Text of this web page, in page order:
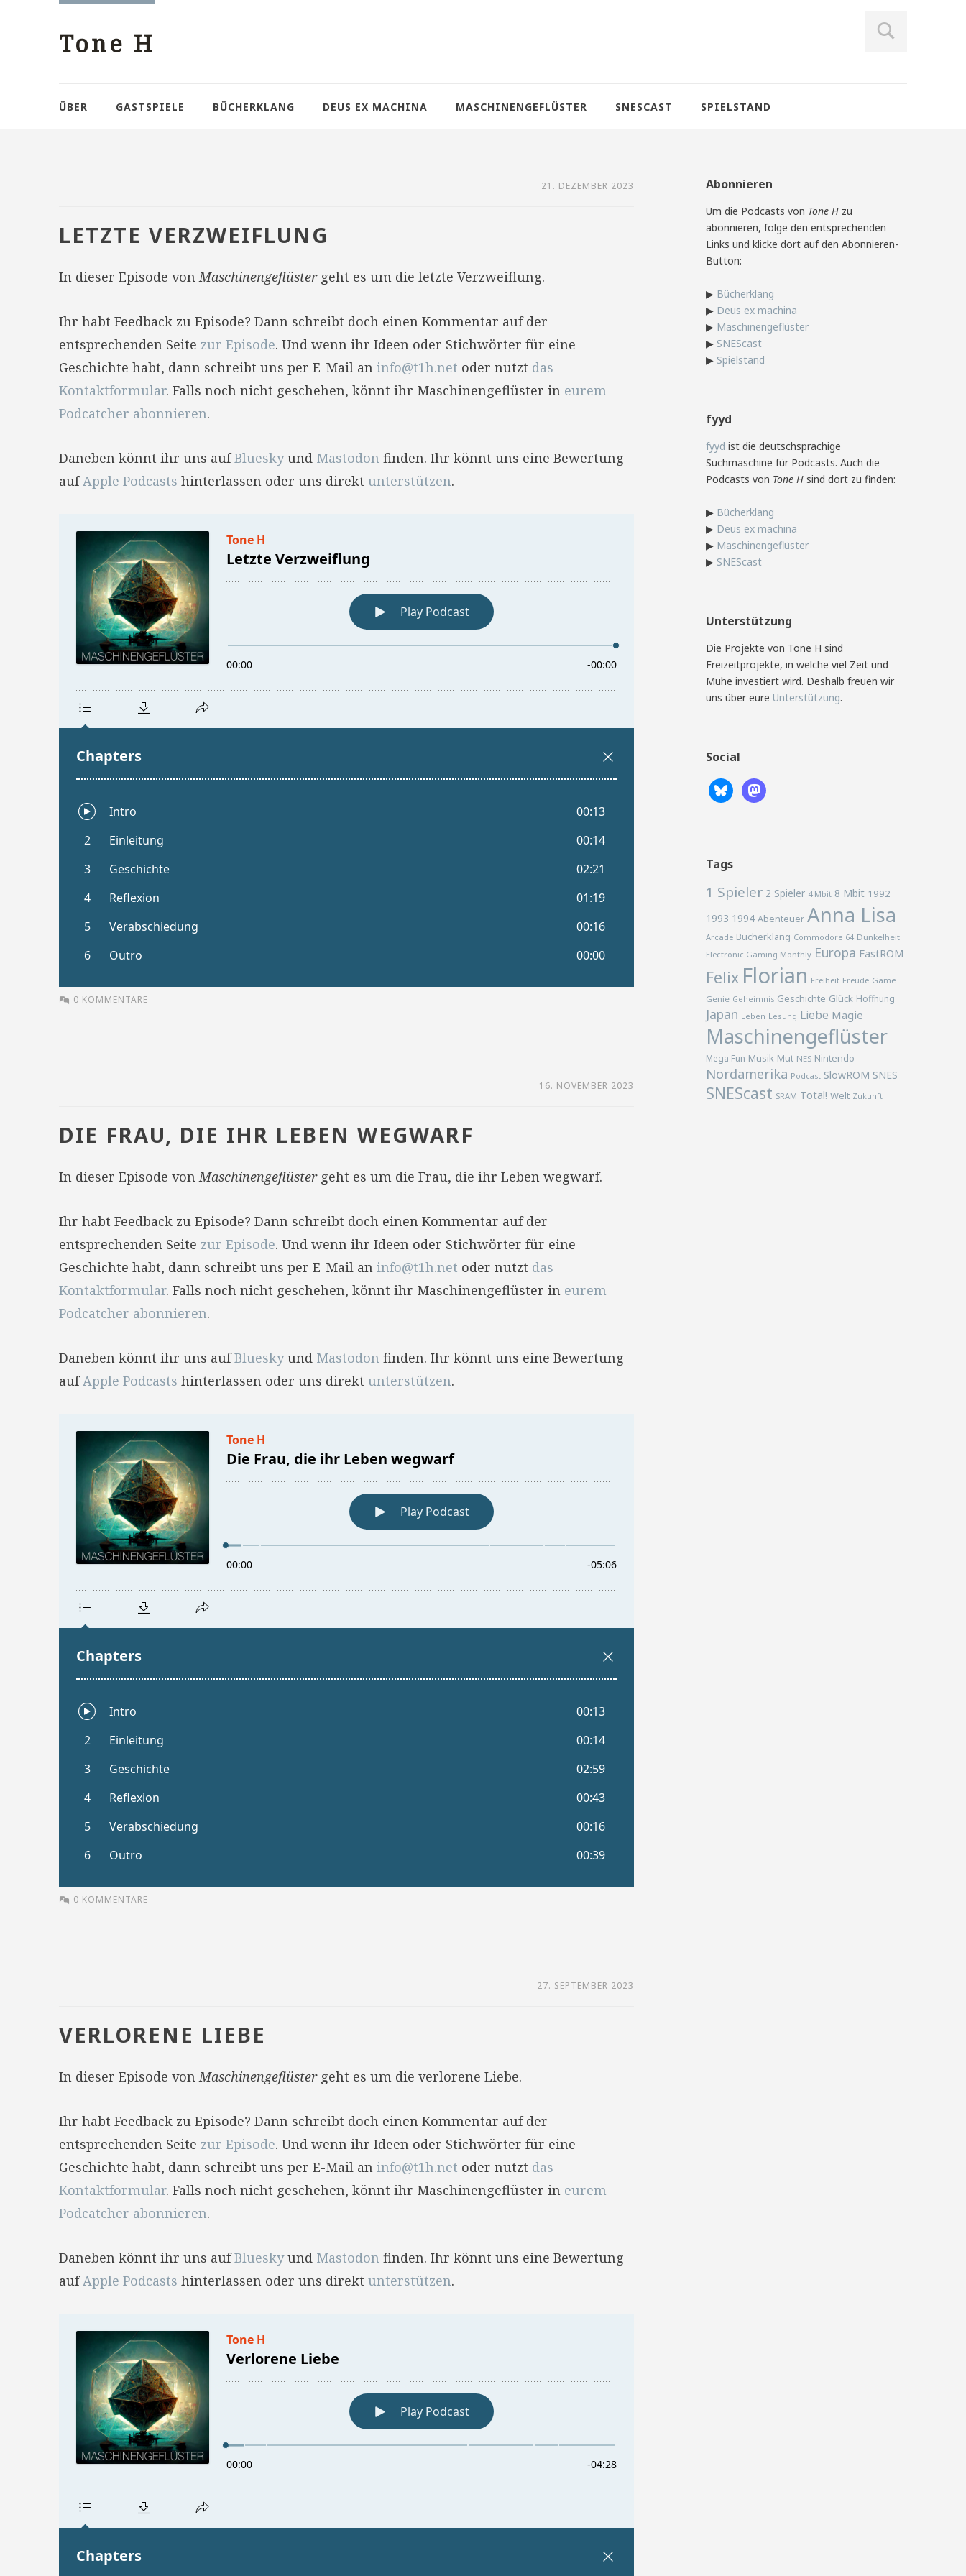
Tone H
ÜBER GASTSPIELE BÜCHERKLANG DEUS EX MACHINA MASCHINENGEFLÜSTER SNESCAST SPIELSTAND
21. DEZEMBER 2023
LETZTE VERZWEIFLUNG
In dieser Episode vonMaschinengeflüstergeht es um die letzte Verzweiflung.
Ihr habt Feedback zu Episode? Dann schreibt doch einen Kommentar auf der
entsprechenden Seite zur Episode. Und wenn ihr Ideen oder Stichwörter für eine
Geschichte habt, dann schreibt uns per E-Mail an info@t1h.net oder nutzt das
Kontaktformular. Falls noch nicht geschehen, könnt ihr Maschinengeflüster in eurem
Podcatcher abonnieren.
Daneben könnt ihr uns aufBlueskyund Mastodon finden. Ihr könnt uns eine Bewertung
aufApple Podcasts hinterlassen oder uns direkt unterstützen.
0 KOMMENTARE
16. NOVEMBER 2023
DIE FRAU, DIE IHR LEBEN WEGWARF
In dieser Episode vonMaschinengeflüstergeht es um die Frau, die ihr Leben wegwarf.
Ihr habt Feedback zu Episode? Dann schreibt doch einen Kommentar auf der
entsprechenden Seite zur Episode. Und wenn ihr Ideen oder Stichwörter für eine
Geschichte habt, dann schreibt uns per E-Mail an info@t1h.net oder nutzt das
Kontaktformular. Falls noch nicht geschehen, könnt ihr Maschinengeflüster in eurem
Podcatcher abonnieren.
Daneben könnt ihr uns aufBlueskyund Mastodon finden. Ihr könnt uns eine Bewertung
aufApple Podcasts hinterlassen oder uns direkt unterstützen.
0 KOMMENTARE
27. SEPTEMBER 2023
VERLORENE LIEBE
In dieser Episode vonMaschinengeflüstergeht es um die verlorene Liebe.
Ihr habt Feedback zu Episode? Dann schreibt doch einen Kommentar auf der
entsprechenden Seite zur Episode. Und wenn ihr Ideen oder Stichwörter für eine
Geschichte habt, dann schreibt uns per E-Mail an info@t1h.net oder nutzt das
Kontaktformular. Falls noch nicht geschehen, könnt ihr Maschinengeflüster in eurem
Podcatcher abonnieren.
Daneben könnt ihr uns aufBlueskyund Mastodon finden. Ihr könnt uns eine Bewertung
aufApple Podcasts hinterlassen oder uns direkt unterstützen.
Abonnieren
Um die Podcasts von Tone H zu
abonnieren, folge den entsprechenden
Links und klicke dort auf den Abonnieren-
Button:
▶ Bücherklang
▶ Deus ex machina
▶ Maschinengeflüster
▶ SNEScast
▶ Spielstand
fyyd
fyyd ist die deutschsprachige
Suchmaschine für Podcasts. Auch die
Podcasts von Tone H sind dort zu finden:
▶ Bücherklang
▶ Deus ex machina
▶ Maschinengeflüster
▶ SNEScast
Unterstützung
Die Projekte von Tone H sind
Freizeitprojekte, in welche viel Zeit und
Mühe investiert wird. Deshalb freuen wir
uns über eure Unterstützung.
Social
Tags
1 Spieler 2 Spieler 4 Mbit 8 Mbit 1992
1993 1994 Abenteuer Anna Lisa
Arcade Bücherklang Commodore 64 Dunkelheit
Electronic Gaming Monthly Europa FastROM
Felix Florian Freiheit Freude Game
Genie Geheimnis Geschichte Glück Hoffnung
Japan Leben Lesung Liebe Magie
Maschinengeflüster
Mega Fun Musik Mut NES Nintendo
Nordamerika Podcast SlowROM SNES
SNEScast SRAM Total! Welt Zukunft